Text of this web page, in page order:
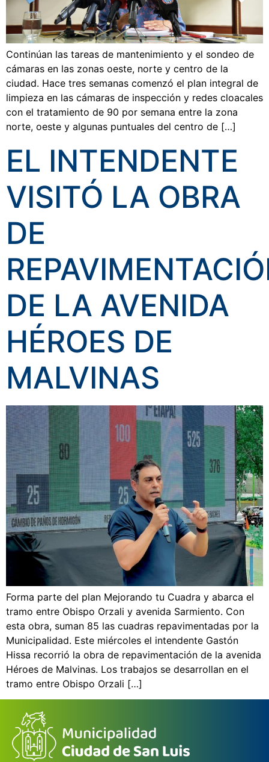
Continúan las tareas de mantenimiento y el sondeo de
cámaras en las zonas oeste, norte y centro de la
ciudad. Hace tres semanas comenzó el plan integral de
limpieza en las cámaras de inspección y redes cloacales
con el tratamiento de 90 por semana entre la zona
norte, oeste y algunas puntuales del centro de […]
EL INTENDENTE
VISITÓ LA OBRA
DE
DE LA AVENIDA
HÉROES DE
MALVINAS
Forma parte del plan Mejorando tu Cuadra y abarca el
tramo entre Obispo Orzali y avenida Sarmiento. Con
esta obra, suman 85 las cuadras repavimentadas por la
Municipalidad. Este miércoles el intendente Gastón
Hissa recorrió la obra de repavimentación de la avenida
Héroes de Malvinas. Los trabajos se desarrollan en el
tramo entre Obispo Orzali […]